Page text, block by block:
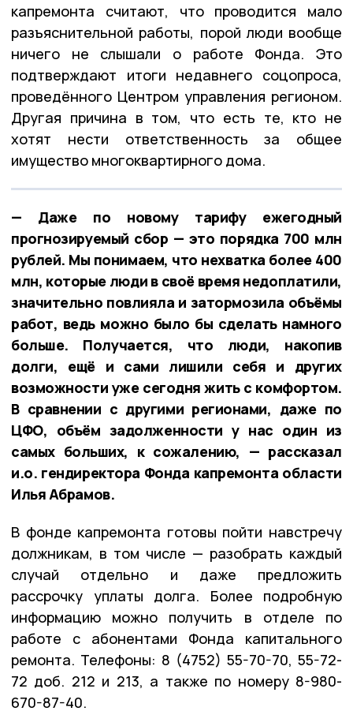
капремонта считают, что проводится мало
разъяснительной работы, порой люди вообще
ничего не слышали о работе Фонда. Это
подтверждают итоги недавнего соцопроса,
проведённого Центром управления регионом.
Другая причина в том, что есть те, кто не
хотят нести ответственность за общее
имущество многоквартирного дома.
— Даже по новому тарифу ежегодный
прогнозируемый сбор — это порядка 700 млн
рублей. Мы понимаем, что нехватка более 400
млн, которые люди в своё время недоплатили,
значительно повлияла и затормозила объёмы
работ, ведь можно было бы сделать намного
больше. Получается, что люди, накопив
долги, ещё и сами лишили себя и других
возможности уже сегодня жить с комфортом.
В сравнении с другими регионами, даже по
ЦФО, объём задолженности у нас один из
самых больших, к сожалению, — рассказал
и.о. гендиректора Фонда капремонта области
Илья Абрамов.
В фонде капремонта готовы пойти навстречу
должникам, в том числе — разобрать каждый
случай отдельно и даже предложить
рассрочку уплаты долга. Более подробную
информацию можно получить в отделе по
работе с абонентами Фонда капитального
ремонта. Телефоны: 8 (4752) 55-70-70, 55-72-
72 доб. 212 и 213, а также по номеру 8-980-
670-87-40.